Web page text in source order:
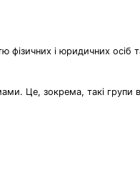
фізичних і юридичних осіб
Це, зокрема, такі групи